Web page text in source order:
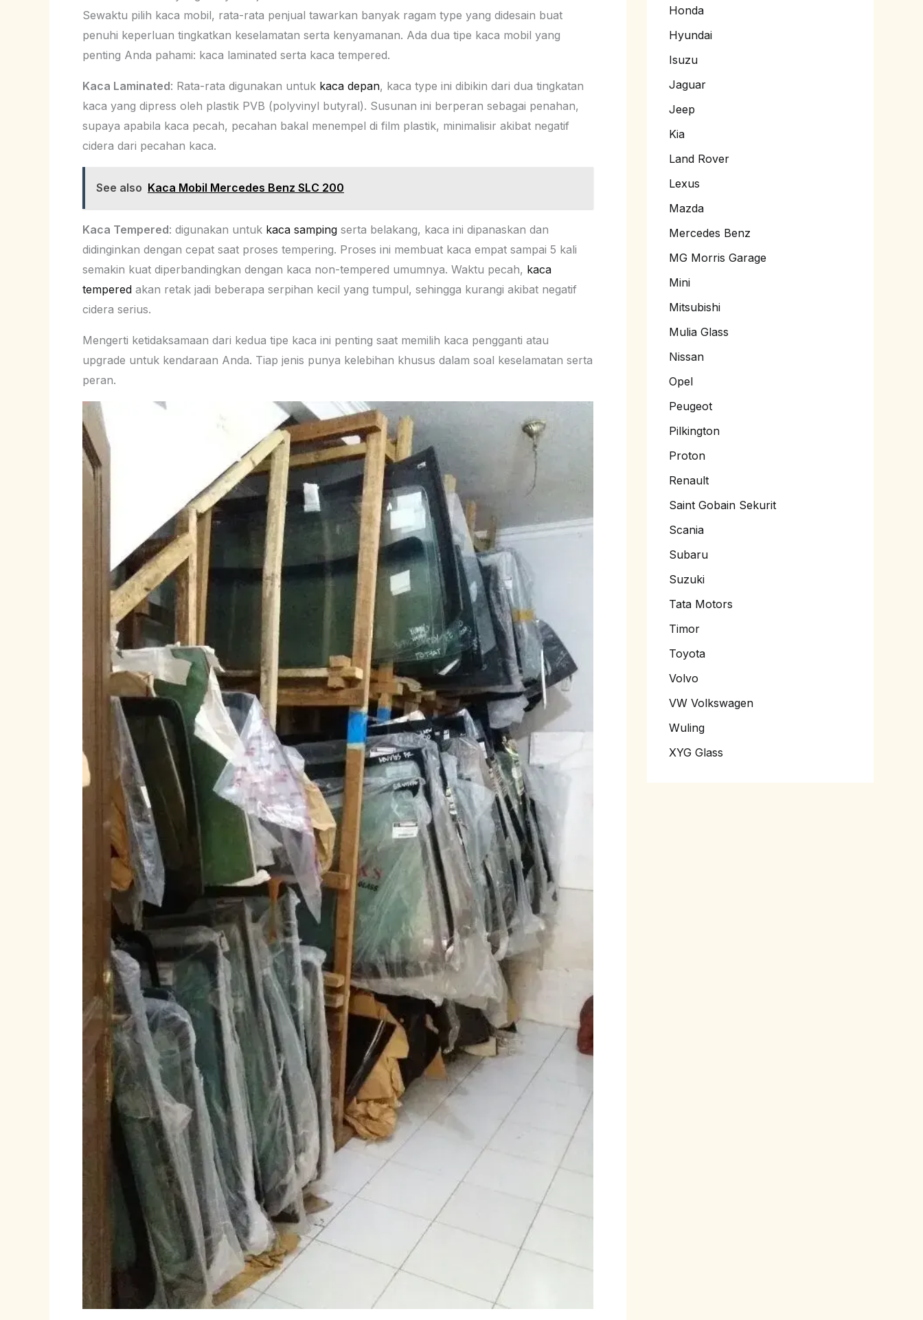
Sewaktu pilih kaca mobil, rata-rata penjual tawarkan banyak ragam type yang didesain buat
penuhi keperluan tingkatkan keselamatan serta kenyamanan. Ada dua tipe kaca mobil yang
penting Anda pahami: kaca laminated serta kaca tempered.
Kaca Laminated: Rata-rata digunakan untuk kaca depan, kaca type ini dibikin dari dua tingkatan
kaca yang dipress oleh plastik PVB (polyvinyl butyral). Susunan ini berperan sebagai penahan,
supaya apabila kaca pecah, pecahan bakal menempel di film plastik, minimalisir akibat negatif
cidera dari pecahan kaca.
See also Kaca Mobil Mercedes Benz SLC 200
Kaca Tempered: digunakan untuk kaca samping serta belakang, kaca ini dipanaskan dan
didinginkan dengan cepat saat proses tempering. Proses ini membuat kaca empat sampai 5 kali
semakin kuat diperbandingkan dengan kaca non-tempered umumnya. Waktu pecah, kaca
tempered akan retak jadi beberapa serpihan kecil yang tumpul, sehingga kurangi akibat negatif
cidera serius.
Mengerti ketidaksamaan dari kedua tipe kaca ini penting saat memilih kaca pengganti atau
upgrade untuk kendaraan Anda. Tiap jenis punya kelebihan khusus dalam soal keselamatan serta
peran.
Honda
Hyundai
Isuzu
Jaguar
Jeep
Kia
Land Rover
Lexus
Mazda
Mercedes Benz
MG Morris Garage
Mini
Mitsubishi
Mulia Glass
Nissan
Opel
Peugeot
Pilkington
Proton
Renault
Saint Gobain Sekurit
Scania
Subaru
Suzuki
Tata Motors
Timor
Toyota
Volvo
VW Volkswagen
Wuling
XYG Glass